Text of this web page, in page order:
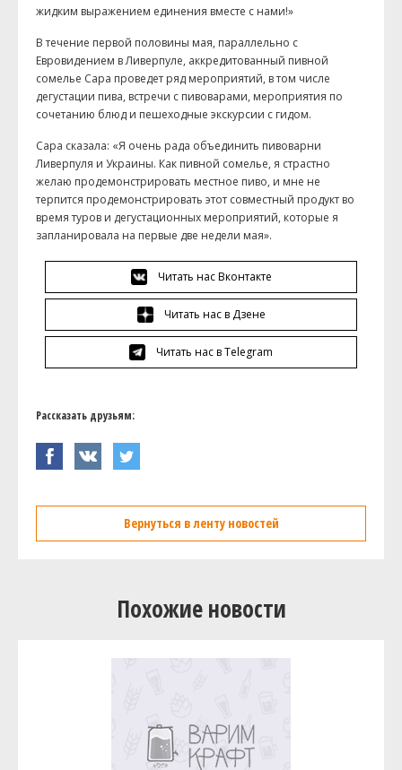
жидким выражением единения вместе с нами!»
В течение первой половины мая, параллельно с
Евровидением в Ливерпуле, аккредитованный пивной
сомелье Сара проведет ряд мероприятий, в том числе
дегустации пива, встречи с пивоварами, мероприятия по
сочетанию блюд и пешеходные экскурсии с гидом.
Сара сказала: «Я очень рада объединить пивоварни
Ливерпуля и Украины. Как пивной сомелье, я страстно
желаю продемонстрировать местное пиво, и мне не
терпится продемонстрировать этот совместный продукт во
время туров и дегустационных мероприятий, которые я
запланировала на первые две недели мая».
Читать нас Вконтакте
Читать нас в Дзене
Читать нас в Telegram
Рассказать друзьям:
Вернуться в ленту новостей
Похожие новости